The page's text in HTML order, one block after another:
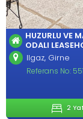
HUZURLU VE
ODALI
Ilgaz, Girne
Referans No:
2